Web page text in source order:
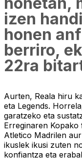
izen
honen
berriro,
22ra
Aurten, Reala hiru
eta Legends.
garatzeko eta
Erreginaren
Atletico Madrilen
ikuslek ikusi zuten
konfiantza eta